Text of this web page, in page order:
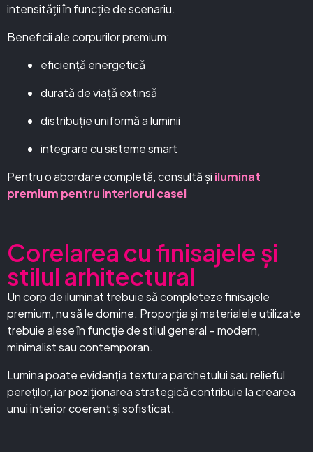
intensității în funcție de scenariu.
Beneficii ale corpurilor premium:
eficiență energetică
durată de viață extinsă
distribuție uniformă a luminii
integrare cu sisteme smart
Pentru o abordare completă, consultă și iluminat
premium pentru interiorul casei
Corelarea cu finisajele și
stilul arhitectural
Un corp de iluminat trebuie să completeze finisajele
premium, nu să le domine. Proporția și materialele utilizate
trebuie alese în funcție de stilul general – modern,
minimalist sau contemporan.
Lumina poate evidenția textura parchetului sau relieful
pereților, iar poziționarea strategică contribuie la crearea
unui interior coerent și sofisticat.